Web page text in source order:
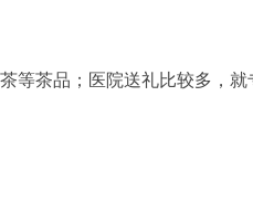
等茶品；医院送礼比较多，